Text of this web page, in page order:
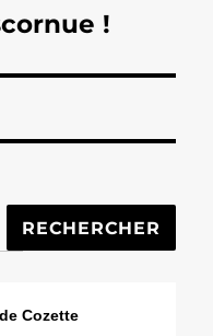
!
RECHERCHER
Cozette